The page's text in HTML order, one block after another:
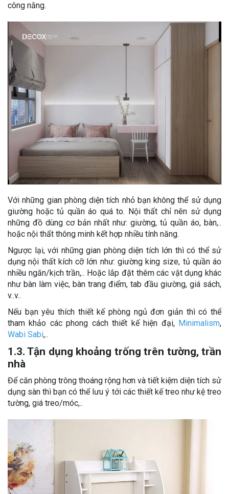
công năng.
Với những gian phòng diện tích nhỏ bạn không thể sử dụng
giường hoặc tủ quần áo quá to. Nội thất chỉ nên sử dụng
những đồ dùng cơ bản nhất như: giường, tủ quần áo, bàn,..
hoặc nội thất thông minh kết hợp nhiều tính năng.
Ngược lại, với những gian phòng diện tích lớn thì có thể sử
dụng nội thất kích cỡ lớn như: giường king size, tủ quần áo
nhiều ngăn/kịch trần,.. Hoặc lắp đặt thêm các vật dụng khác
như bàn làm việc, bàn trang điểm, tab đầu giường, giá sách,
v..v..
Nếu bạn yêu thích thiết kế phòng ngủ đơn giản thì có thể
tham khảo các phong cách thiết kế hiện đại, Minimalism,
Wabi Sabi,..
1.3. Tận dụng khoảng trống trên tường, trần
nhà
Để căn phòng trông thoáng rộng hơn và tiết kiệm diện tích sử
dụng sàn thì bạn có thể lưu ý tới các thiết kế treo như kệ treo
tường, giá treo/móc,..